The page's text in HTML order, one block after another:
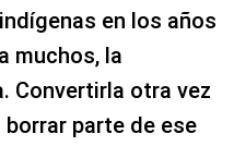
en los años
muchos, la
Convertirla otra vez
parte de ese